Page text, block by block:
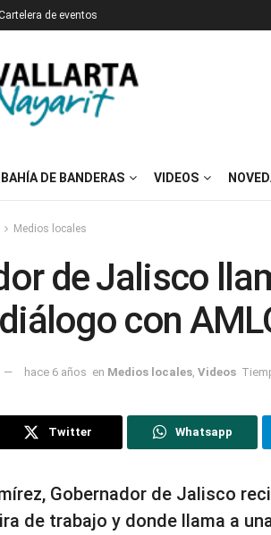
de eventos
BAHÍA DE BANDERAS VIDEOS
Medios locales
de Jalisco
con
hace 6 años en Medios locales Videos
Twitter Whatsapp
Gobernador de Jalisco
de trabajo y donde llama a